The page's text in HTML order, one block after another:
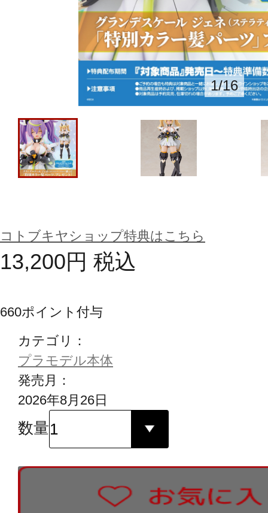
1/16
コトブキヤショップ特典はこちら
13,200円 税込
660ポイント付与
カテゴリ：
プラモデル本体
発売月：
2026年8月26日
数量